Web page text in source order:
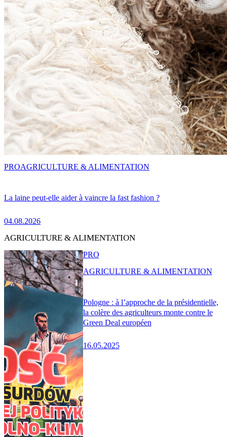
La laine peut-elle aider à vaincre la fast fashion ?
04.08.2026
PROAGRICULTURE & ALIMENTATION
AGRICULTURE & ALIMENTATION
Pologne : à l’approche de la présidentielle,
la colère des agriculteurs monte contre le
Green Deal européen
16.05.2025
PRO
AGRICULTURE & ALIMENTATION